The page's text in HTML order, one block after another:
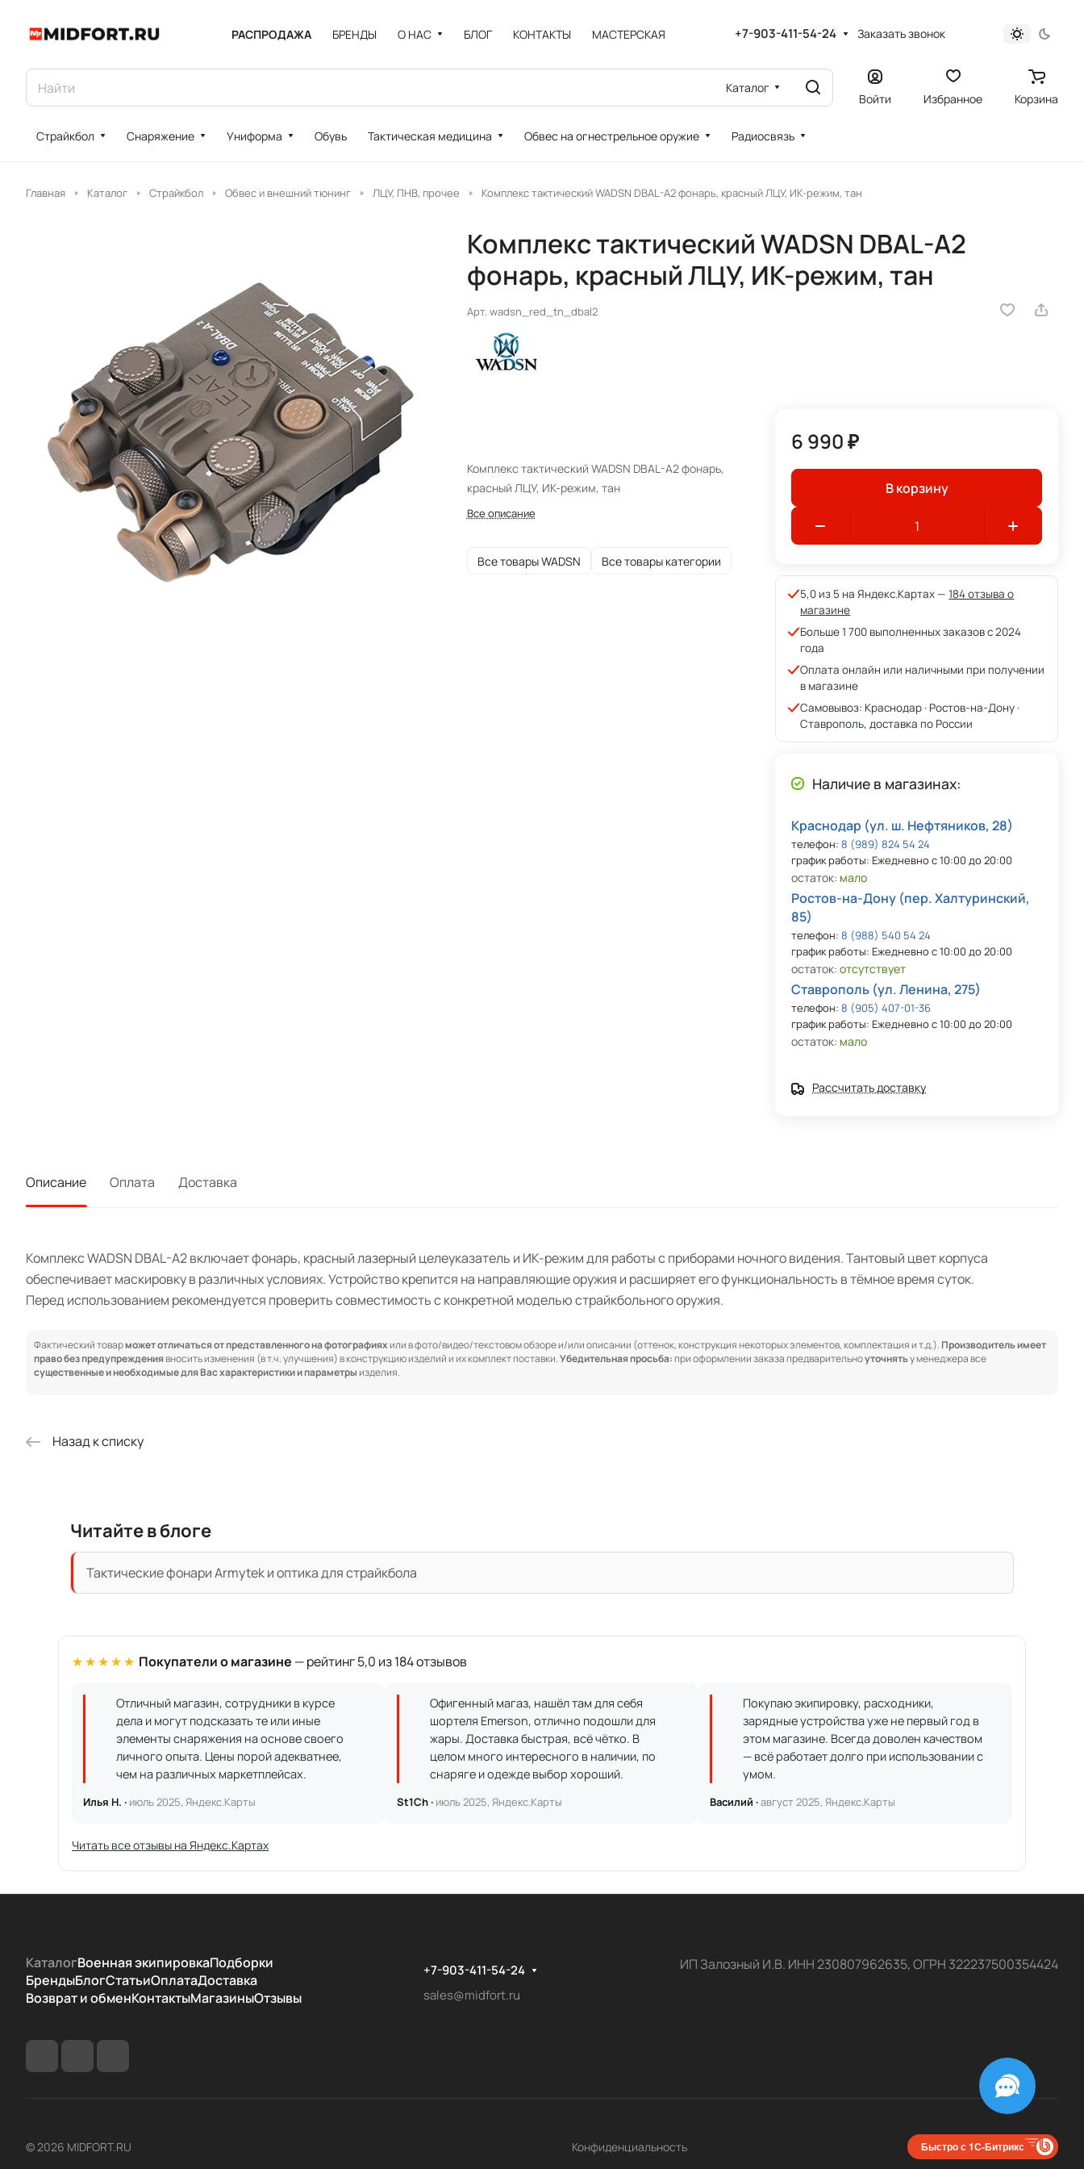
РАСПРОДАЖА БРЕНДЫ О НАС БЛОГ КОНТАКТЫ МАСТЕРСКАЯ +7-903-411-54-24 Заказать звонок
Каталог
Войти Избранное Корзина
Страйкбол Снаряжение Униформа Обувь Тактическая медицина Обвес на огнестрельное оружие Радиосвязь
Главная Каталог Страйкбол Обвес и внешний тюнинг ЛЦУ, ПНВ, прочее Комплекс тактический WADSN DBAL-A2 фонарь, красный ЛЦУ, ИК-режим, тан
Комплекс тактический WADSN DBAL-A2
фонарь, красный ЛЦУ, ИК-режим, тан
Арт.wadsn_red_tn_dbal2
Комплекс тактический WADSN DBAL-A2 фонарь,
красный ЛЦУ, ИК-режим, тан
Все описание
Все товары WADSN Все товары категории
6 990 ₽
В корзину
5,0 из 5 на Яндекс.Картах —184 отзыва о
магазине
Больше 1 700 выполненных заказов с 2024
года
Оплата онлайн или наличными при получении
в магазине
Самовывоз: Краснодар · Ростов-на-Дону ·
Ставрополь, доставка по России
Наличие в магазинах:
Краснодар (ул. ш. Нефтяников, 28)
телефон:8 (989) 824 54 24
график работы: Ежедневно с 10:00 до 20:00
остаток: мало
Ростов-на-Дону (пер. Халтуринский,
85)
телефон:8 (988) 540 54 24
график работы: Ежедневно с 10:00 до 20:00
остаток:отсутствует
Ставрополь (ул. Ленина, 275)
телефон:8 (905) 407-01-36
график работы: Ежедневно с 10:00 до 20:00
остаток: мало
Рассчитать доставку
Описание Оплата Доставка
Комплекс WADSN DBAL-A2 включает фонарь, красный лазерный целеуказатель и ИК-режим для работы с приборами ночного видения. Тантовый цвет корпуса
обеспечивает маскировку в различных условиях. Устройство крепится на направляющие оружия и расширяет его функциональность в тёмное время суток.
Перед использованием рекомендуется проверить совместимость с конкретной моделью страйкбольного оружия.
Фактический товарможет отличаться от представленного на фотографияхили в фото/видео/текстовом обзоре и/или описании (оттенок, конструкция некоторых элементов, комплектация и т.д.). Производитель имеет
право без предупреждениявносить изменения (в т.ч. улучшения) в конструкцию изделий и их комплект поставки.Убедительная просьба:при оформлении заказа предварительноуточнятьу менеджера все
существенные и необходимые для Вас характеристики и параметрыизделия.
Назад к списку
Читайте в блоге
Тактические фонари Armytek и оптика для страйкбола
★★★★★ Покупатели о магазине — рейтинг 5,0 из 184 отзывов
Отличный магазин, сотрудники в курсе
дела и могут подсказать те или иные
элементы снаряжения на основе своего
личного опыта. Цены порой адекватнее,
чем на различных маркетплейсах.
Илья Н. · июль 2025, Яндекс.Карты
Офигенный магаз, нашёл там для себя
шортеля Emerson, отлично подошли для
жары. Доставка быстрая, всё чётко. В
целом много интересного в наличии, по
снаряге и одежде выбор хороший.
St1Ch · июль 2025, Яндекс.Карты
Покупаю экипировку, расходники,
зарядные устройства уже не первый год в
этом магазине. Всегда доволен качеством
— всё работает долго при использовании с
умом.
Василий ·август 2025, Яндекс.Карты
Читать все отзывы на Яндекс.Картах
КаталогВоенная экипировкаПодборки
БрендыБлогСтатьиОплатаДоставка
Возврат и обменКонтактыМагазиныОтзывы
+7-903-411-54-24
sales@midfort.ru
ИП Залозный И.В. ИНН 230807962635, ОГРН 322237500354424
© 2026 MIDFORT.RU Конфиденциальность Быстро с 1С-Битрикс